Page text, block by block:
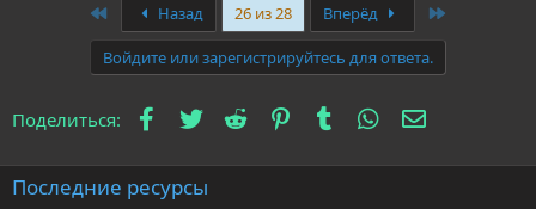
Назад 26 из 28 Вперёд
Войдите или зарегистрируйтесь для ответа.
Поделиться: Facebook
Twitter Reddit PinterestTumblr WhatsApp
Последние ресурсы